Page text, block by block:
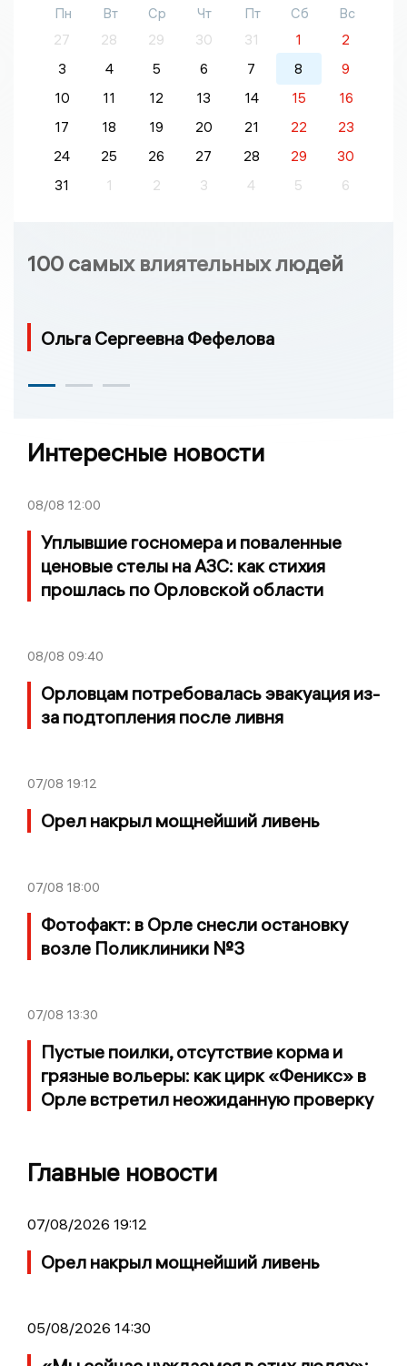
Пн Вт Ср Чт Пт Сб
Вс
27
28 29 30 31 1
2
3
4 5 6 7 8
9
10
11 12 13 14 15
16
17
18 19 20 21 22
23
24
25 26 27 28 29
30
31
1 2 3 4 5 6
100 самых влиятельных людей
Ольга Сергеевна Фефелова
Интересные новости
08/08 12:00
Уплывшие госномера и поваленные
ценовые стелы на АЗС: как стихия
прошлась по Орловской области
08/08 09:40
Орловцам потребовалась эвакуация из-
за подтопления после ливня
07/08 19:12
Орел накрыл мощнейший ливень
07/08 18:00
Фотофакт: в Орле снесли остановку
возле Поликлиники №3
07/08 13:30
Пустые поилки, отсутствие корма и
грязные вольеры: как цирк «Феникс» в
Орле встретил неожиданную проверку
Главные новости
07/08/2026 19:12
Орел накрыл мощнейший ливень
05/08/2026 14:30